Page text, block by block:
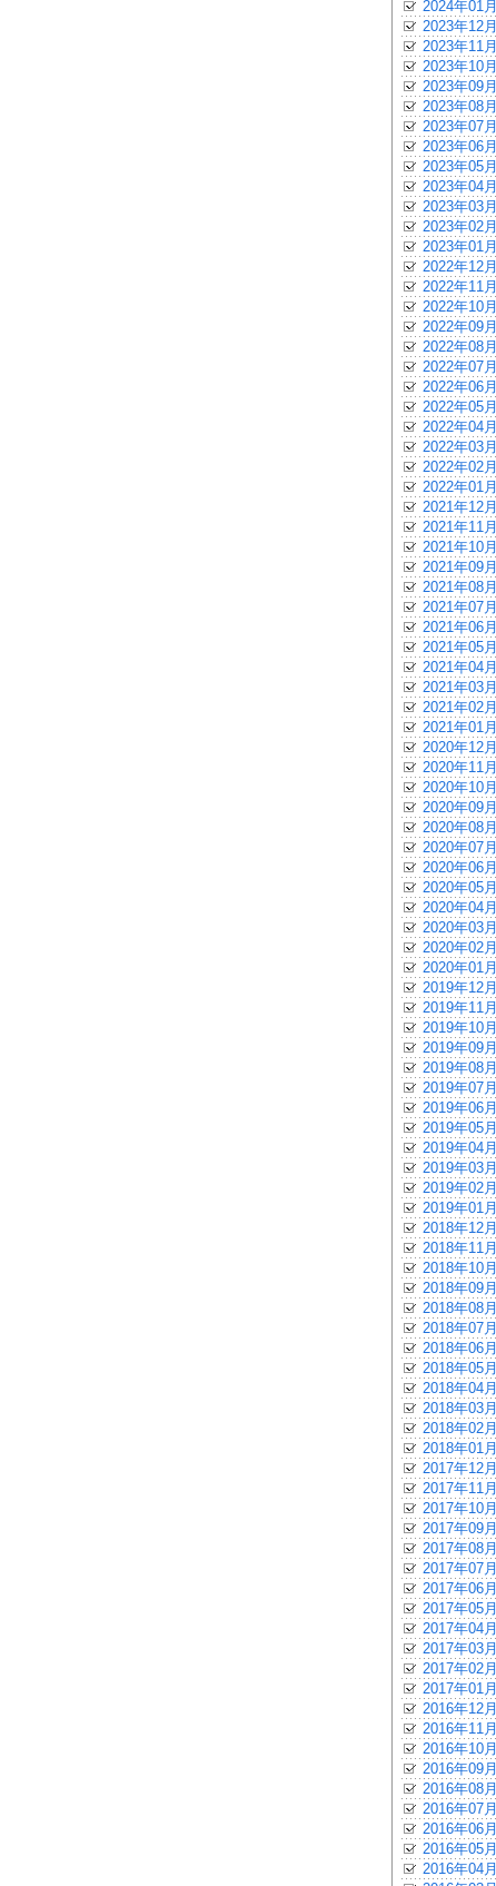
2024年01月
2023年12月
2023年11月
2023年10月
2023年09月
2023年08月
2023年07月
2023年06月
2023年05月
2023年04月
2023年03月
2023年02月
2023年01月
2022年12月
2022年11月
2022年10月
2022年09月
2022年08月
2022年07月
2022年06月
2022年05月
2022年04月
2022年03月
2022年02月
2022年01月
2021年12月
2021年11月
2021年10月
2021年09月
2021年08月
2021年07月
2021年06月
2021年05月
2021年04月
2021年03月
2021年02月
2021年01月
2020年12月
2020年11月
2020年10月
2020年09月
2020年08月
2020年07月
2020年06月
2020年05月
2020年04月
2020年03月
2020年02月
2020年01月
2019年12月
2019年11月
2019年10月
2019年09月
2019年08月
2019年07月
2019年06月
2019年05月
2019年04月
2019年03月
2019年02月
2019年01月
2018年12月
2018年11月
2018年10月
2018年09月
2018年08月
2018年07月
2018年06月
2018年05月
2018年04月
2018年03月
2018年02月
2018年01月
2017年12月
2017年11月
2017年10月
2017年09月
2017年08月
2017年07月
2017年06月
2017年05月
2017年04月
2017年03月
2017年02月
2017年01月
2016年12月
2016年11月
2016年10月
2016年09月
2016年08月
2016年07月
2016年06月
2016年05月
2016年04月